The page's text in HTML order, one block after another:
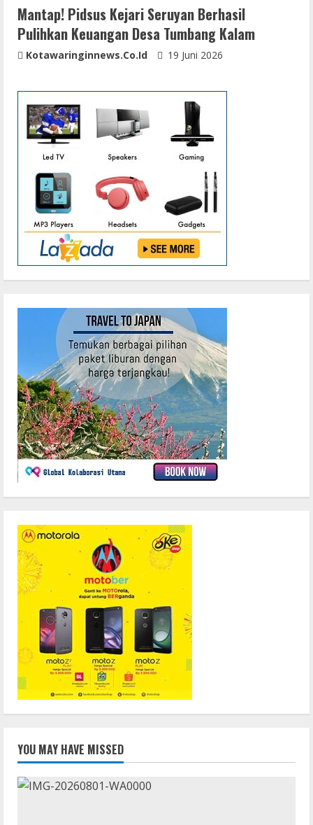
Mantap! Pidsus Kejari Seruyan Berhasil
Pulihkan Keuangan Desa Tumbang Kalam
Kotawaringinnews.co.id 19 Juni 2026
YOU MAY HAVE MISSED